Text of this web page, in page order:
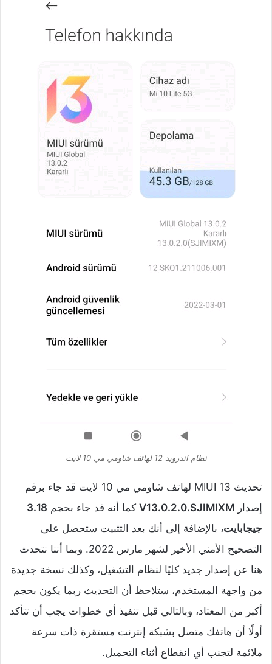
نظام اندرويد 12 لهاتف شاومي مي 10 لايت
تحديث MIUI 13 لهاتف شاومي مي 10 لايت قد جاء برقم
إصدار V13.0.2.0.SJIMIXM كما أنه قد جاء بحجم 3.18
جيجابايت، بالإضافة إلى أنك بعد التثبيت ستحصل على
التصحيح الأمني الأخير لشهر مارس 2022. وبما أننا نتحدث
هنا عن إصدار جديد كليًا لنظام التشغيل، وكذلك نسخة جديدة
من واجهة المستخدم، ستلاحظ أن التحديث ربما يكون بحجم
أكبر من المعتاد، وبالتالي قبل تنفيذ أي خطوات يجب أن تتأكد
أولًا أن هاتفك متصل بشبكة إنترنت مستقرة ذات سرعة
ملائمة لتجنب أي انقطاع أثناء التحميل.